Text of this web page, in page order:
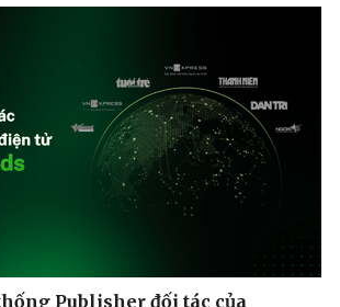
Publisher đối tác của